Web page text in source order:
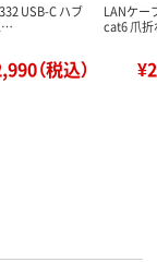
USB-C ハブ
（税込）
LANケー
cat6 爪